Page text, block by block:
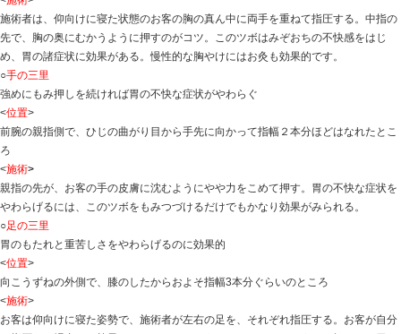
体を軽くさすって緊張をほぐします。それから腹部の巨
を。軽くこねるようにおしていきます。消化器系の機能
ど背中の各ツボの指圧はかかせません。足の三里と梁丘
プをおさえるには、のどの天突、気舎の指圧が有効です
<施術のすすめ方>
大きなゲップで胃の中のガスを排出しいつまでもゲップ
<位置>
前首の中心線の両脇で、胸骨の上端、鎖骨の始まりの上
<施術>
指先で両側のツボを同時に、力の入れ過ぎに注意して指
を抜いて楽な姿勢を心がけるようです。続いて天突も指
たガスが何度かの大きなゲップとなって排出され、やが